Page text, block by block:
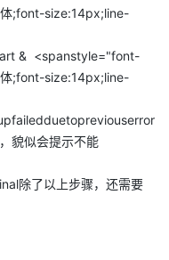
;font-size:14px;line-
& <spanstyle="font-
;font-size:14px;line-
貌似会提示不能
除了以上步骤，还需要